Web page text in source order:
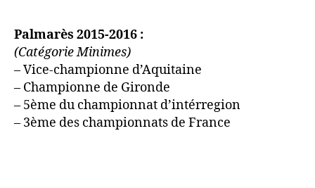
Palmarès 2015-2016 :
(Catégorie Minimes)
– Vice-championne d’Aquitaine
– Championne de Gironde
– 5ème du championnat d’intérregion
– 3ème des championnats de France